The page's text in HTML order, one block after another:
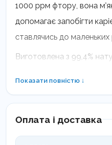
1000 ррм фтору, вона
допомагає запобігти
ставлячись до маленьких
Виготовлена з 99,4%
ERYTHRITOL, ALOE
XYLITOL, CELLULOSE
Показати повністю ↓
Оплата і доставка